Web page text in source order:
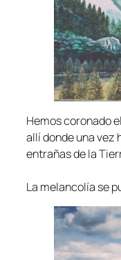
Hemos coronado
allí donde una vez
entrañas de la
La melancolía se